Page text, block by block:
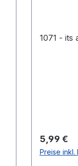
1071 - its
5,99 €
Preise inkl.